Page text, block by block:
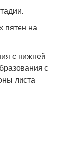
пятен на
с нижней
с
листа